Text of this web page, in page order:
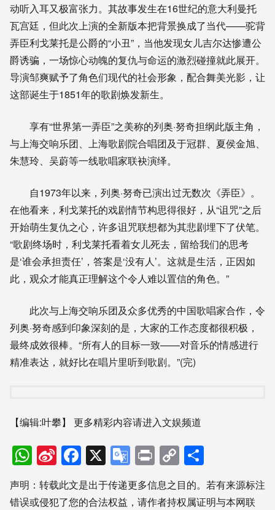
动听入耳又极富张力。其故事发生在16世纪的意大利曼托
瓦宫廷，但此次上演的全新版本把背景换成了当代——驼背
弄臣利戈莱托是公爵的“小丑”，当他发现女儿吉尔达惨遭公
爵诱骗，一场惊心动魄的复仇与命运的激烈碰撞就此展开。
导演邹爽赋予了角色们现代的社会形象，配合舞美光影，让
这部诞生于1851年的歌剧焕发新生。
享有“世界第一弄臣”之美称的列奥·努奇担纲此版主角，
与上海交响乐团、上海歌剧院合唱团及于冠群、夏侯金旭、
朱慧玲、吴蔚等一线歌唱家联袂演绎。
自1973年以来，列奥·努奇已演出过无数次《弄臣》。
在他看来，利戈莱托的戏剧情节构思得很好，从“诅咒”之后
开始萌生复仇之心，许多诅咒联想都为其悲剧埋下了伏笔。
“歌剧终场时，利戈莱托看着女儿死去，留给我们的思考
是‘谁会承担责任’，答案是‘没有人’。这就是生活，正因如
此，观众才能真正理解这个令人难以置信的角色。”
此次与上海交响乐团及众多优秀的中国歌唱家合作，令
列奥·努奇感到印象深刻的是，大家的工作态度都很积极，
最终成效很棒。“所有人的目标一致——对音乐的情感进行
精准表达，就好比在唱片里听到歌剧。”(完)
【编辑:叶攀】 更多精彩内容请进入文娱频道
WhatsApp
Sina
Weibo
Facebook
X Google
Translate
PrintCopy
Link享
声明：转载此文是出于传递更多信息之目的。若有来源标注
错误或侵犯了您的合法权益，请作者持权属证明与本网联